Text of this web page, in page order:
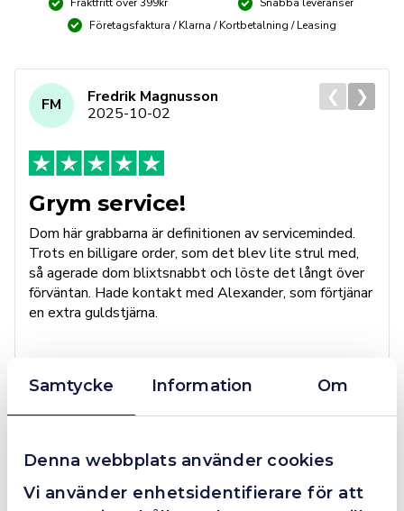
Samtycke Information Om
Denna webbplats använder cookies
Vi använder enhetsidentifierare för att
Fraktfritt över 399kr
Snabba leveranser
Företagsfaktura / Klarna / Kortbetalning / Leasing
FM
Fredrik Magnusson
2025-10-02
Grym service!
Dom här grabbarna är definitionen av serviceminded.
Trots en billigare order, som det blev lite strul med,
så agerade dom blixtsnabbt och löste det långt över
förväntan. Hade kontakt med Alexander, som förtjänar
en extra guldstjärna.
❮ ❯
Beskrivning